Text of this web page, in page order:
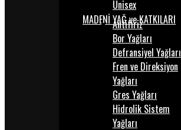
Unisex
MADENİ YAĞ ve KATKILARI
Antifiriz
Bor Yağları
Defransiyel Yağları
Fren ve Direksiyon
Yağları
Gres Yağları
Hidrolik Sistem
Yağları